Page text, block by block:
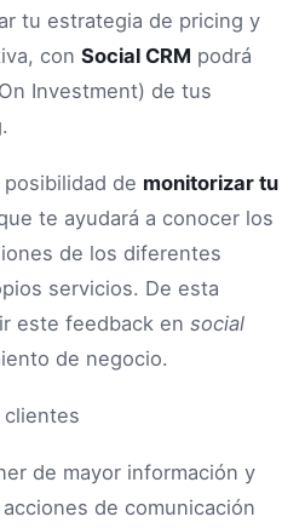
tu estrategia de pricing y
con Social CRM podrá
Investment) de tus
de monitorizar tu
te ayudará a conocer los
de los diferentes
servicios. De esta
este feedback en social
de negocio.
de mayor información y
de comunicación